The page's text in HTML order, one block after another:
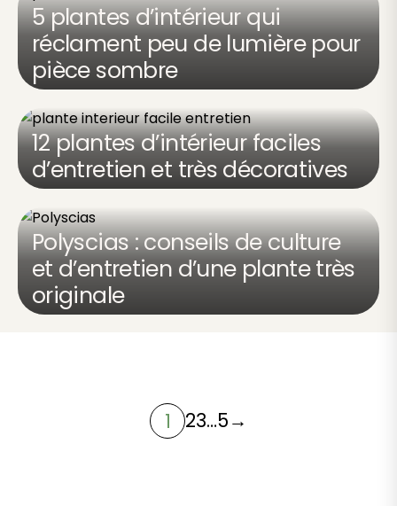
5 plantes d’intérieur qui
réclament peu de lumière pour
pièce sombre
12 plantes d’intérieur faciles
d’entretien et très décoratives
Polyscias : conseils de culture
et d’entretien d’une plante très
originale
1 23…5→